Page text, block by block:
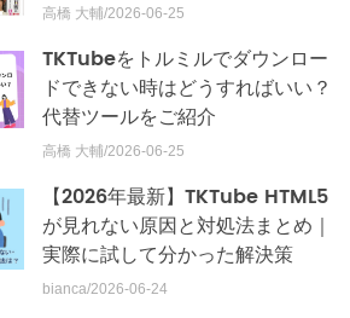
高橋 大輔/2026-06-25
TKTubeをトルミルでダウンロー
ドできない時はどうすればいい？
代替ツールをご紹介
高橋 大輔/2026-06-25
【2026年最新】TKTube HTML5
が見れない原因と対処法まとめ｜
実際に試して分かった解決策
bianca/2026-06-24